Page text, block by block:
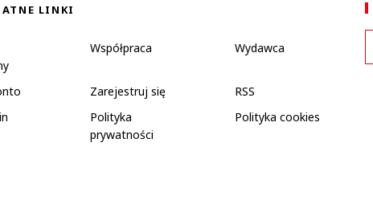
LINKI
Współpraca Wydawca
Zarejestruj się
RSS
Polityka
prywatności
Polityka cookies